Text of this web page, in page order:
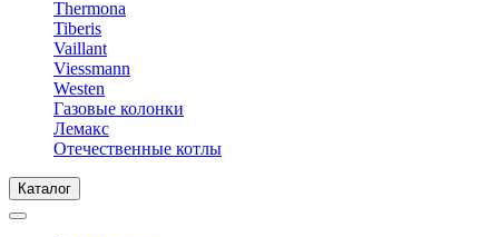
Thermona
Tiberis
Vaillant
Viessmann
Westen
Газовые колонки
Лемакс
Отечественные котлы
Каталог